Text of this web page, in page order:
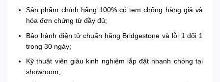
Sản phẩm chính hãng 100% có tem chống hàng giả và
hóa đơn chứng từ đầy đủ;
Bảo hành điện tử chuẩn hãng Bridgestone và lỗi 1 đổi 1
trong 30 ngày;
Kỹ thuật viên giàu kinh nghiệm lắp đặt nhanh chóng tại
showroom;